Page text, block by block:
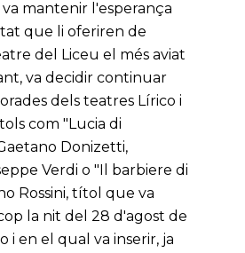
mantenir l'esperança
que li oferiren de
del Liceu el més aviat
va decidir continuar
dels teatres Lírico i
com "Lucia di
Donizetti,
Verdi o "Il barbiere di
Rossini, títol que va
la nit del 28 d'agost de
i en el qual va inserir, ja